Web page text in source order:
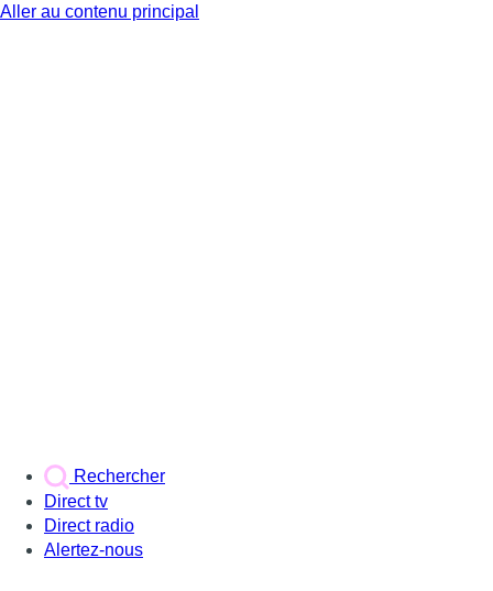
Aller au contenu principal
Rechercher
Direct tv
Direct radio
Alertez-nous